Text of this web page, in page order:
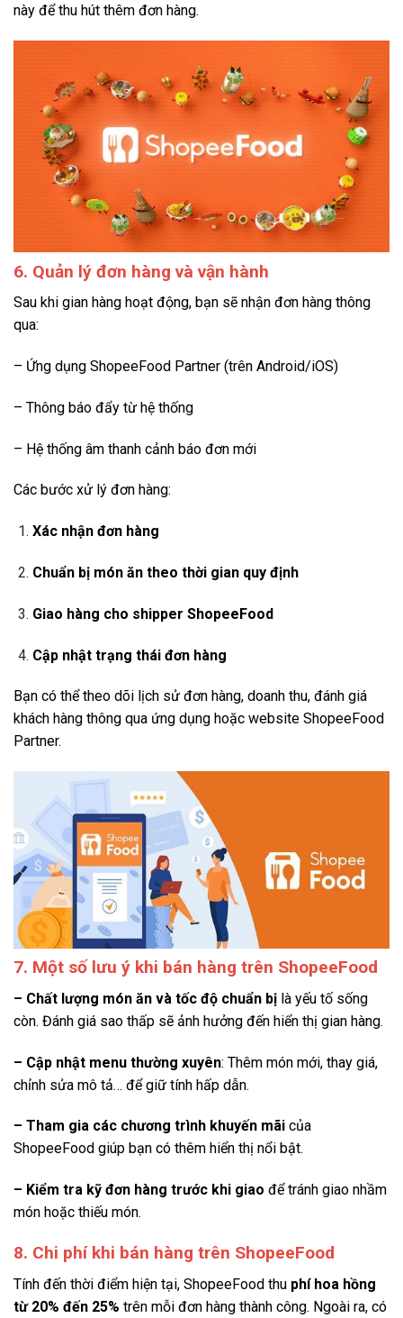
này để thu hút thêm đơn hàng.
6. Quản lý đơn hàng và vận hành
Sau khi gian hàng hoạt động, bạn sẽ nhận đơn hàng thông
qua:
– Ứng dụng ShopeeFood Partner (trên Android/iOS)
– Thông báo đẩy từ hệ thống
– Hệ thống âm thanh cảnh báo đơn mới
Các bước xử lý đơn hàng:
Xác nhận đơn hàng
Chuẩn bị món ăn theo thời gian quy định
Giao hàng cho shipper ShopeeFood
Cập nhật trạng thái đơn hàng
Bạn có thể theo dõi lịch sử đơn hàng, doanh thu, đánh giá
khách hàng thông qua ứng dụng hoặc website ShopeeFood
Partner.
7. Một số lưu ý khi bán hàng trên ShopeeFood
– Chất lượng món ăn và tốc độ chuẩn bị là yếu tố sống
còn. Đánh giá sao thấp sẽ ảnh hưởng đến hiển thị gian hàng.
– Cập nhật menu thường xuyên: Thêm món mới, thay giá,
chỉnh sửa mô tả… để giữ tính hấp dẫn.
– Tham gia các chương trình khuyến mãi của
ShopeeFood giúp bạn có thêm hiển thị nổi bật.
– Kiểm tra kỹ đơn hàng trước khi giao để tránh giao nhầm
món hoặc thiếu món.
8. Chi phí khi bán hàng trên ShopeeFood
Tính đến thời điểm hiện tại, ShopeeFood thu phí hoa hồng
từ 20% đến 25% trên mỗi đơn hàng thành công. Ngoài ra, có